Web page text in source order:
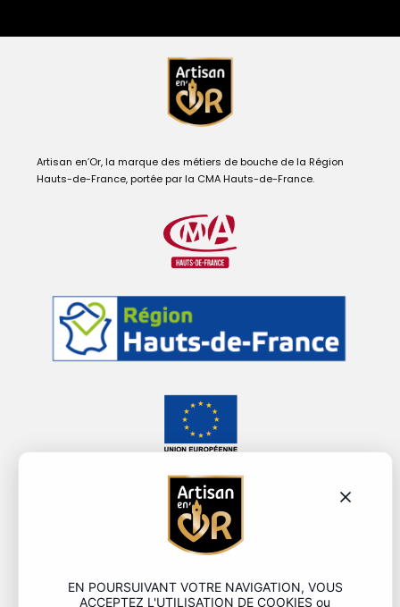
Artisan en’Or, la marque des métiers de bouche de la Région
Hauts-de-France, portée par la CMA Hauts-de-France.
EN POURSUIVANT VOTRE NAVIGATION, VOUS
ACCEPTEZ L'UTILISATION DE COOKIES ou